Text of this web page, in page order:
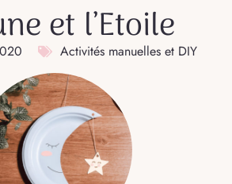
et l’Etoile
Activités manuelles et DIY